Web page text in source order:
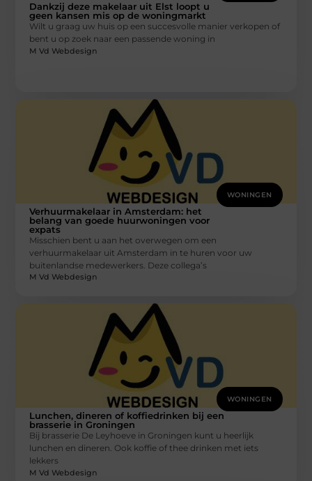
Dankzij deze makelaar uit Elst loopt u
geen kansen mis op de woningmarkt
Wilt u graag uw huis op een succesvolle manier verkopen of
bent u op zoek naar een passende woning in
M Vd Webdesign
WONINGEN
Verhuurmakelaar in Amsterdam: het
belang van goede huurwoningen voor
expats
Misschien bent u aan het overwegen om een
verhuurmakelaar uit Amsterdam in te huren voor uw
buitenlandse medewerkers. Deze collega’s
M Vd Webdesign
WONINGEN
Lunchen, dineren of koffiedrinken bij een
brasserie in Groningen
Bij brasserie De Leyhoeve in Groningen kunt u heerlijk
lunchen en dineren. Ook koffie of thee drinken met iets
lekkers
M Vd Webdesign